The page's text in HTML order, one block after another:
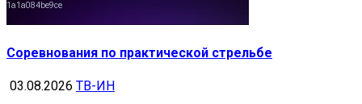
Соревнования по практической стрельбе
03.08.2026 ТВ-ИН